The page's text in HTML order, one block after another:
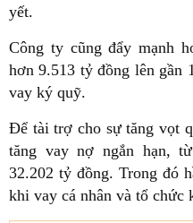
yết.
Công ty cũng đẩy mạnh
hơn 9.513 tỷ đồng lên gần
vay ký quỹ.
Để tài trợ cho sự tăng vọt
tăng vay nợ ngắn hạn,
32.202 tỷ đồng. Trong đó
khi vay cá nhân và tổ chức